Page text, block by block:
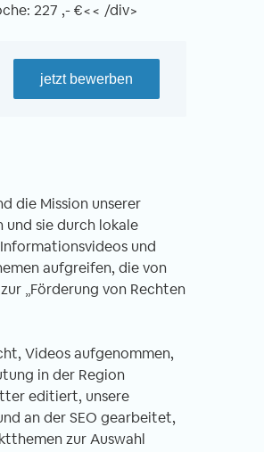
227 ,- €<< /div>
jetzt bewerben
die Mission unserer
sie durch lokale
und
aufgreifen, die von
„Förderung von Rechten
Videos aufgenommen,
in der Region
editiert, unsere
an der SEO gearbeitet,
zur Auswahl